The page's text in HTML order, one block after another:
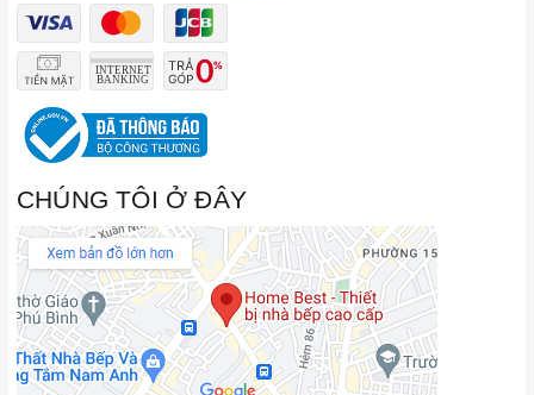
CHÚNG TÔI Ở ĐÂY